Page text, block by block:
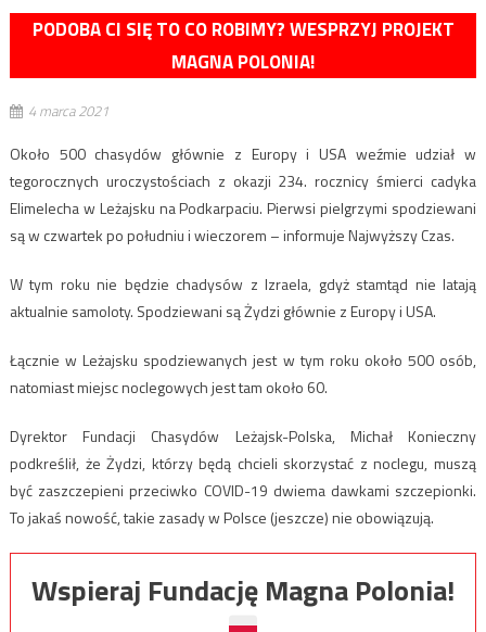
PODOBA CI SIĘ TO CO ROBIMY? WESPRZYJ PROJEKT
MAGNA POLONIA!
4 marca 2021
Około 500 chasydów głównie z Europy i USA weźmie udział w
tegorocznych uroczystościach z okazji 234. rocznicy śmierci cadyka
Elimelecha w Leżajsku na Podkarpaciu. Pierwsi pielgrzymi spodziewani
są w czwartek po południu i wieczorem – informuje Najwyższy Czas.
W tym roku nie będzie chadysów z Izraela, gdyż stamtąd nie latają
aktualnie samoloty. Spodziewani są Żydzi głównie z Europy i USA.
Łącznie w Leżajsku spodziewanych jest w tym roku około 500 osób,
natomiast miejsc noclegowych jest tam około 60.
Dyrektor Fundacji Chasydów Leżajsk-Polska, Michał Konieczny
podkreślił, że Żydzi, którzy będą chcieli skorzystać z noclegu, muszą
być zaszczepieni przeciwko COVID-19 dwiema dawkami szczepionki.
To jakaś nowość, takie zasady w Polsce (jeszcze) nie obowiązują.
Wspieraj Fundację Magna Polonia!